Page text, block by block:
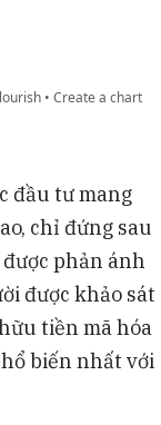
đầu tư mang
chỉ đứng sau
phản ánh
được khảo sát
tiền mã hóa
biến nhất với